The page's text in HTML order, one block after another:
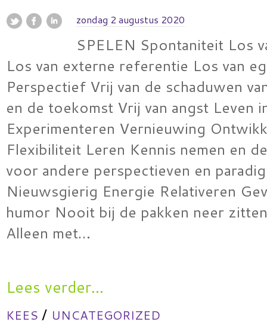
zondag 2 augustus 2020
SPELEN Spontaniteit Los
Los van externe referentie Los van
Perspectief Vrij van de schaduwen
en de toekomst Vrij van angst Leven
Experimenteren Vernieuwing
Flexibiliteit Leren Kennis nemen en
voor andere perspectieven en
Nieuwsgierig Energie Relativeren
humor Nooit bij de pakken neer
Alleen met…
Lees verder...
KEES / UNCATEGORIZED